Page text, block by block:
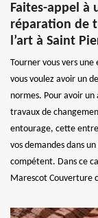
Faites-appel à
réparation de
l’art à Saint
Tourner vous vers
vous voulez avoir un
normes. Pour avoir un
travaux de
entourage, cette
vos demandes dans
compétent. Dans ce
Marescot Couverture